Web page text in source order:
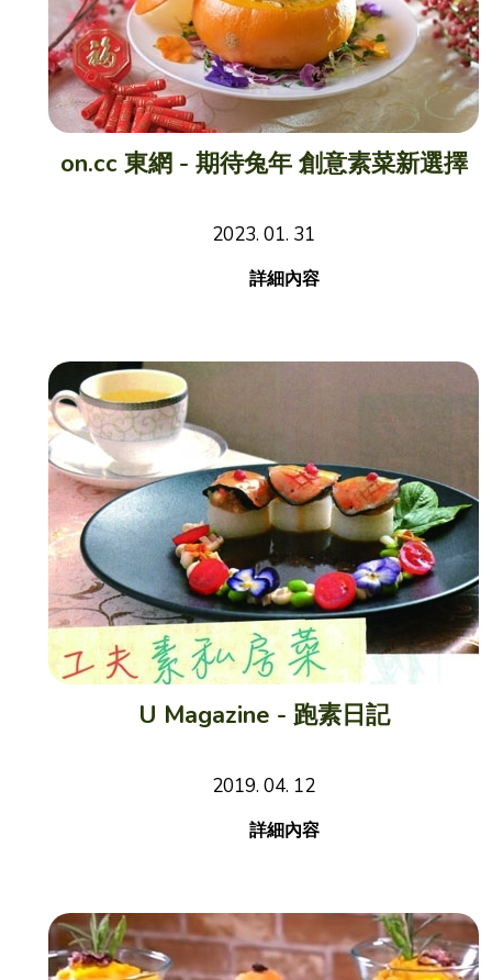
on.cc 東網 - 期待兔年 創意素菜新選擇
2023. 01. 31
詳細內容
U Magazine - 跑素日記
2019. 04. 12
詳細內容